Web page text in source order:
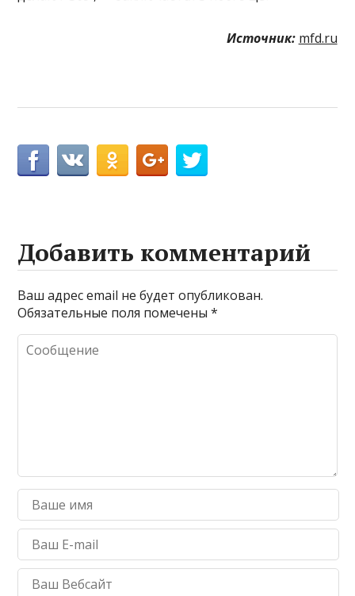
Источник: mfd.ru
Добавить комментарий
Ваш адрес email не будет опубликован.
Обязательные поля помечены*